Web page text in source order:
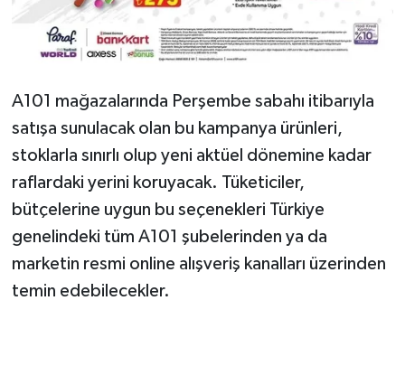
A101 mağazalarında Perşembe sabahı itibarıyla
satışa sunulacak olan bu kampanya ürünleri,
stoklarla sınırlı olup yeni aktüel dönemine kadar
raflardaki yerini koruyacak. Tüketiciler,
bütçelerine uygun bu seçenekleri Türkiye
genelindeki tüm A101 şubelerinden ya da
marketin resmi online alışveriş kanalları üzerinden
temin edebilecekler.